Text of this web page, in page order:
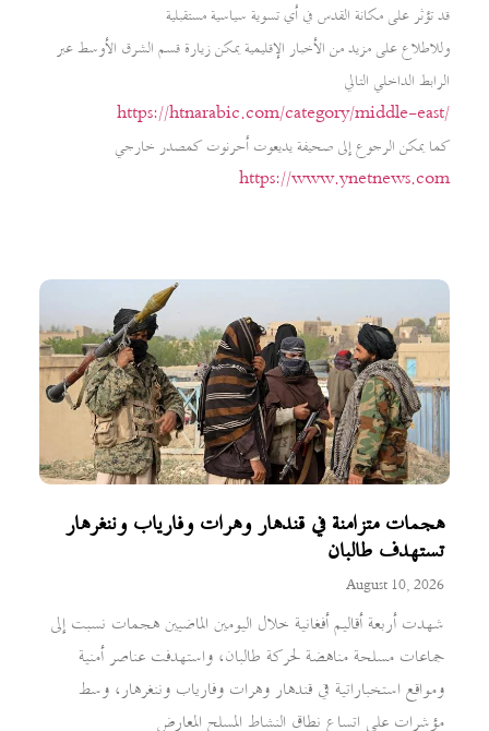
هجمات متزامنة في قندهار وهرات وفارياب وننغرهار
تستهدف طالبان
August 10, 2026
شهدت أربعة أقاليم أفغانية خلال اليومين الماضيين هجمات نسبت إلى
جماعات مسلحة مناهضة لحركة طالبان، واستهدفت عناصر أمنية
ومواقع استخباراتية في قندهار وهرات وفارياب وننغرهار، وسط
مؤشرات على اتساع نطاق النشاط المسلح المعارض
قد تؤثر على مكانة القدس في أي تسوية سياسية مستقبلية
وللاطلاع على مزيد من الأخبار الإقليمية يمكن زيارة قسم الشرق الأوسط عبر
الرابط الداخلي التالي
https://htnarabic.com/category/middle-east/
كما يمكن الرجوع إلى صحيفة يديعوت أحرنوت كمصدر خارجي
https://www.ynetnews.com